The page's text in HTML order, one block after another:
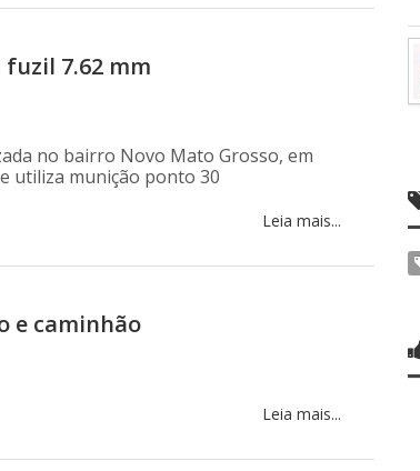
7.62 mm
no bairro Novo Mato Grosso, em
utiliza munição ponto 30
Leia mais...
e caminhão
Leia mais...